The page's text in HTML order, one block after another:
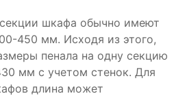
шкафа обычно имеют
450 мм. Исходя из этого,
пенала на одну секцию
мм с учетом стенок. Для
длина может